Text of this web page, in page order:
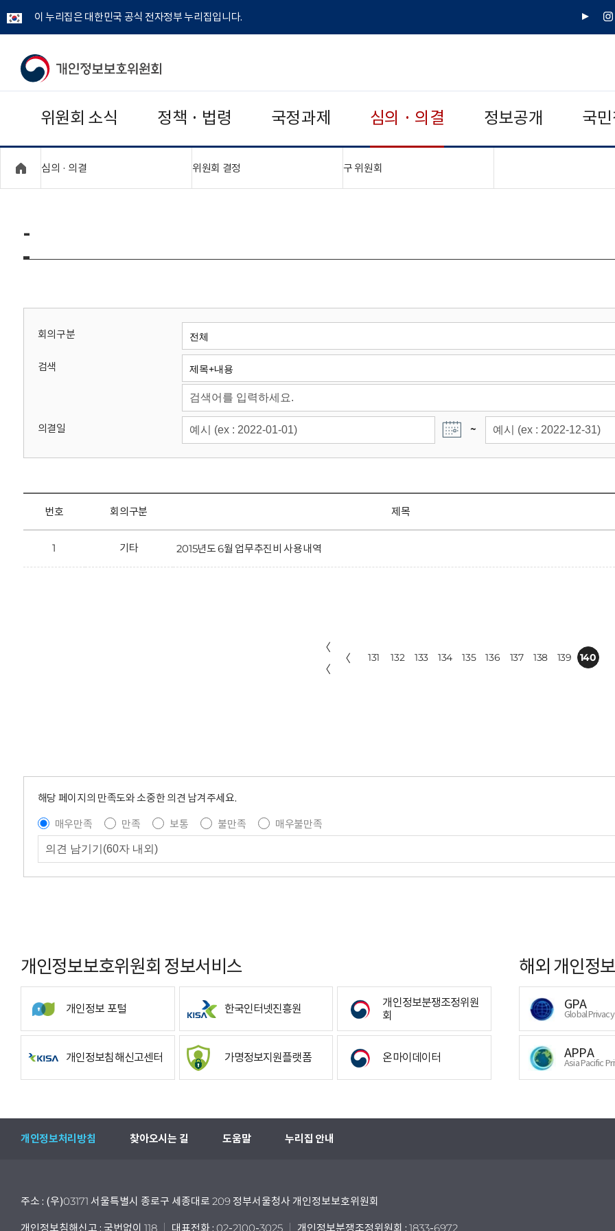
이 누리집은 대한민국 공식 전자정부 누리집입니다.
유
인
개
보
보
위
회
위원회 소식 정책 · 법령 국정과제 심의 · 의결 정보공개 국
심의 · 의결 위원회 결정 구 위원회
-
회의구분
검색
의결일 ~
번호 회의구분 제목
1 기타 2015년도 6월 업무추진비 사용내역
〈
〈
〈 131 132 133 134 135 136 137 138 139 140
해당 페이지의 만족도와 소중한 의견 남겨주세요.
매우만족
만족 보통 불만족 매우불만족
개인정보보호위원회 정보서비스
개인정보 포털 한국인터넷진흥원
개인정보분쟁조정위원
회
개인정보침해신고센터 가명정보지원플랫폼 온마이데이터
해외 개인정
GPA
Global
APPA
Asia Pacific
개인정보처리방침 찾아오시는 길 도움말 누리집 안내
주소 : (우)03171 서울특별시 종로구 세종대로 209 정부서울청사 개인정보보호위원회
개인정보침해신고 : 국번없이 118 대표전화 : 02-2100-3025 개인정보분쟁조정위원회 : 1833-6972